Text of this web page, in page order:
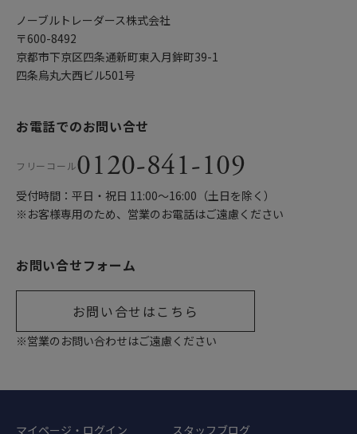
ノーブルトレーダース株式会社
〒600-8492
京都市下京区四条通新町東入月鉾町39-1
四条烏丸大西ビル501号
お電話でのお問い合せ
フリーコール0120-841-109
受付時間：平日・祝日 11:00〜16:00（土日を除く）
※お客様専用のため、営業のお電話はご遠慮ください
お問い合せフォーム
お問い合せはこちら
※営業のお問い合わせはご遠慮ください
マイページ・ログイン スタッフブログ